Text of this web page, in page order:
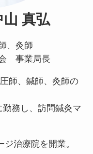
真弘
、灸師
事業局長
師、鍼師、灸師の
務し、訪問鍼灸マ
治療院を開業。